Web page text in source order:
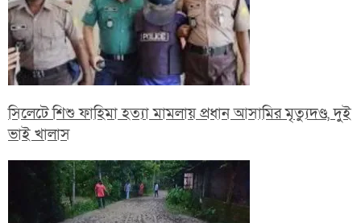
সিলেটে শিশু ফাহিমা হত্যা মামলায় প্রধান আসামির মৃত্যুদণ্ড, দুই
ভাই খালাস